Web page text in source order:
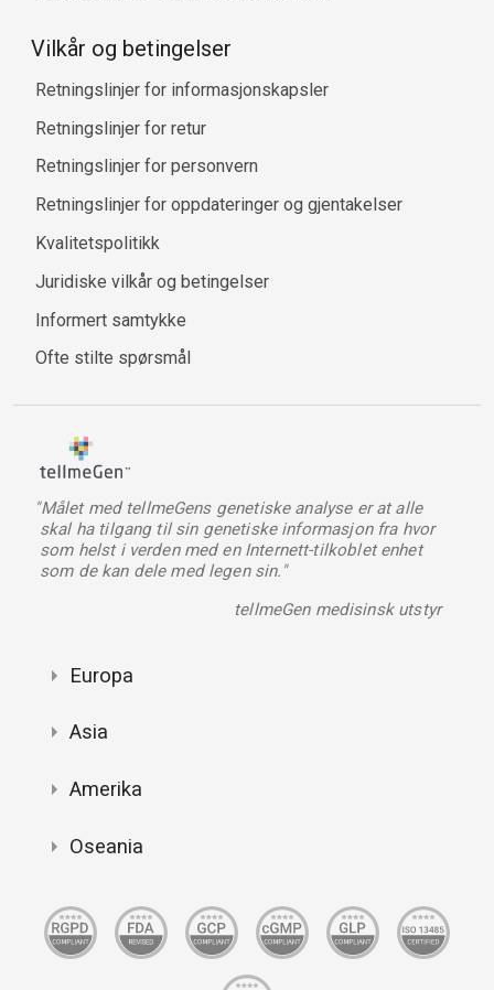
Vilkår og betingelser
Retningslinjer for informasjonskapsler
Retningslinjer for retur
Retningslinjer for personvern
Retningslinjer for oppdateringer og gjentakelser
Kvalitetspolitikk
Juridiske vilkår og betingelser
Informert samtykke
Ofte stilte spørsmål
"Målet med tellmeGens genetiske analyse er at alle
skal ha tilgang til sin genetiske informasjon fra hvor
som helst i verden med en Internett-tilkoblet enhet
som de kan dele med legen sin."
tellmeGen medisinsk utstyr
Europa
Asia
Amerika
Oseania